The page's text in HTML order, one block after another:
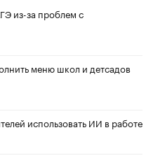
из-за проблем с
меню школ и детсадов
использовать ИИ в работе